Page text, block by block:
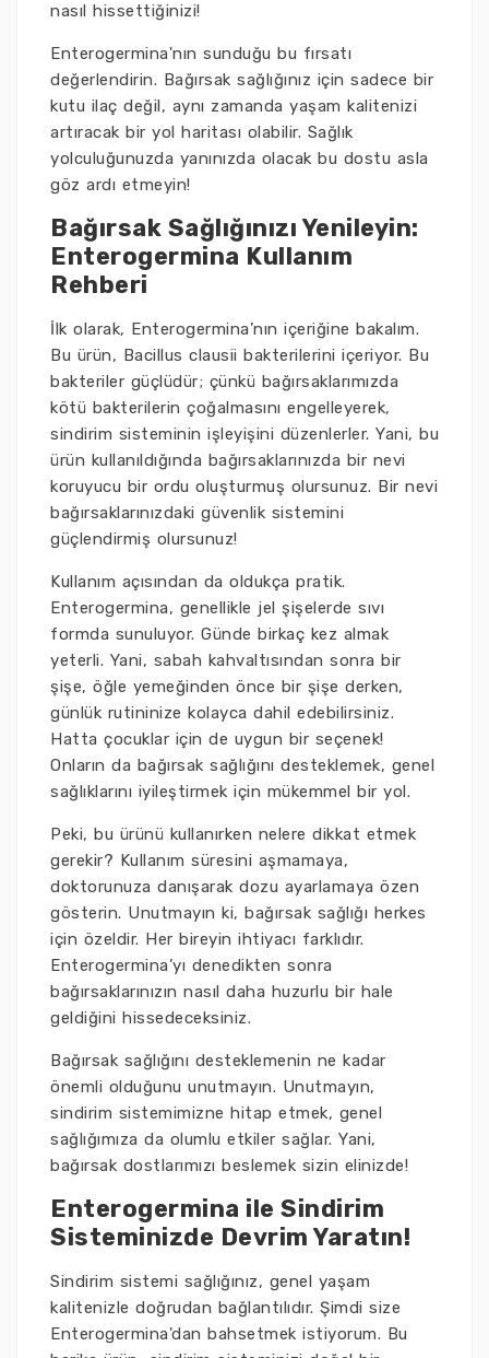
nasıl hissettiğinizi!
Enterogermina'nın sunduğu bu fırsatı
değerlendirin. Bağırsak sağlığınız için sadece bir
kutu ilaç değil, aynı zamanda yaşam kalitenizi
artıracak bir yol haritası olabilir. Sağlık
yolculuğunuzda yanınızda olacak bu dostu asla
göz ardı etmeyin!
Bağırsak Sağlığınızı Yenileyin:
Enterogermina Kullanım
Rehberi
İlk olarak, Enterogermina’nın içeriğine bakalım.
Bu ürün, Bacillus clausii bakterilerini içeriyor. Bu
bakteriler güçlüdür; çünkü bağırsaklarımızda
kötü bakterilerin çoğalmasını engelleyerek,
sindirim sisteminin işleyişini düzenlerler. Yani, bu
ürün kullanıldığında bağırsaklarınızda bir nevi
koruyucu bir ordu oluşturmuş olursunuz. Bir nevi
bağırsaklarınızdaki güvenlik sistemini
güçlendirmiş olursunuz!
Kullanım açısından da oldukça pratik.
Enterogermina, genellikle jel şişelerde sıvı
formda sunuluyor. Günde birkaç kez almak
yeterli. Yani, sabah kahvaltısından sonra bir
şişe, öğle yemeğinden önce bir şişe derken,
günlük rutininize kolayca dahil edebilirsiniz.
Hatta çocuklar için de uygun bir seçenek!
Onların da bağırsak sağlığını desteklemek, genel
sağlıklarını iyileştirmek için mükemmel bir yol.
Peki, bu ürünü kullanırken nelere dikkat etmek
gerekir? Kullanım süresini aşmamaya,
doktorunuza danışarak dozu ayarlamaya özen
gösterin. Unutmayın ki, bağırsak sağlığı herkes
için özeldir. Her bireyin ihtiyacı farklıdır.
Enterogermina’yı denedikten sonra
bağırsaklarınızın nasıl daha huzurlu bir hale
geldiğini hissedeceksiniz.
Bağırsak sağlığını desteklemenin ne kadar
önemli olduğunu unutmayın. Unutmayın,
sindirim sistemimizne hitap etmek, genel
sağlığımıza da olumlu etkiler sağlar. Yani,
bağırsak dostlarımızı beslemek sizin elinizde!
Enterogermina ile Sindirim
Sisteminizde Devrim Yaratın!
Sindirim sistemi sağlığınız, genel yaşam
kalitenizle doğrudan bağlantılıdır. Şimdi size
Enterogermina'dan bahsetmek istiyorum. Bu